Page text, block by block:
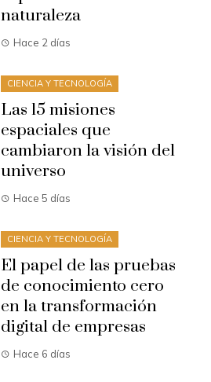
naturaleza
Hace 2 días
CIENCIA Y TECNOLOGÍA
Las 15 misiones
espaciales que
cambiaron la visión del
universo
Hace 5 días
CIENCIA Y TECNOLOGÍA
El papel de las pruebas
de conocimiento cero
en la transformación
digital de empresas
Hace 6 días